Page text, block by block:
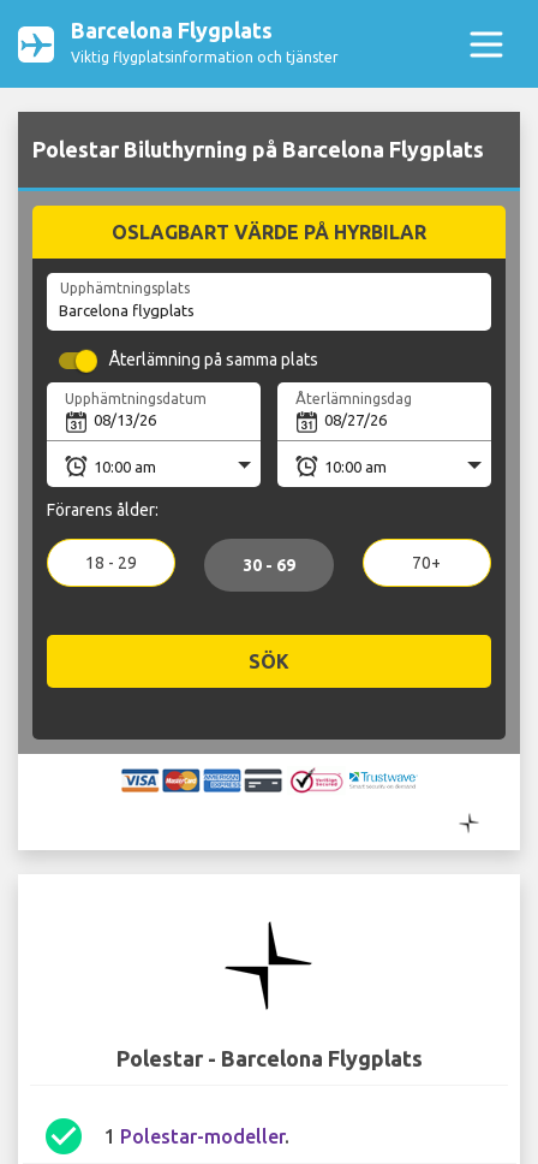
Barcelona Flygplats
Viktig flygplatsinformation och tjänster
Polestar Biluthyrning på Barcelona Flygplats
OSLAGBART VÄRDE PÅ HYRBILAR
Upphämtningsplats
Återlämning på samma plats
Upphämtningsdatum Återlämningsdag
Förarens ålder:
18 - 29 30 - 69 70+
SÖK
Polestar - Barcelona Flygplats
check_circle 1 Polestar-modeller.